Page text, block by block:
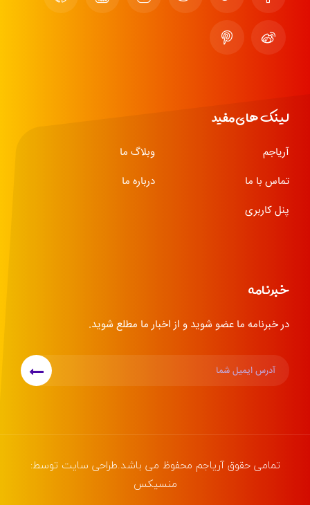
لینک های مفید
آریاجم
وبلاگ ما
تماس با ما
درباره ما
پنل کاربری
خبرنامه
در خبرنامه ما عضو شوید و از اخبار ما مطلع شوید.
تمامی حقوقآریاجم محفوظ می باشد.طراحی سایت توسط:
منسیکس